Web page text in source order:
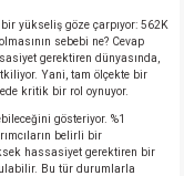
yükseliş göze çarpıyor: 562K
sebebi ne? Cevap
gerektiren dünyasında,
Yani, tam ölçekte bir
kritik bir rol oynuyor.
gösteriyor. %1
belirli bir
hassasiyet gerektiren bir
Bu tür durumlarla